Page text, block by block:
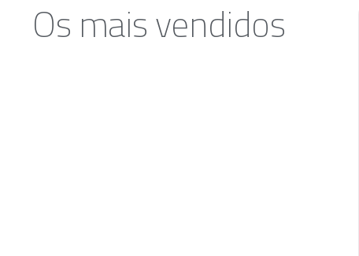
Os mais vendidos